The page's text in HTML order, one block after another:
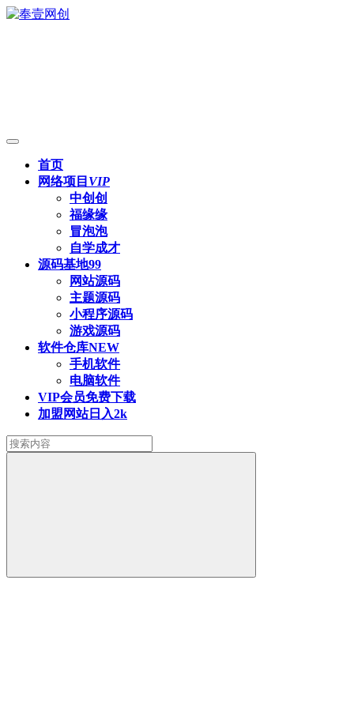
首页
网络项目 VIP
中创创
福缘缘
冒泡泡
自学成才
源码基地99
网站源码
主题源码
小程序源码
游戏源码
软件仓库NEW
手机软件
电脑软件
VIP会员免费下载
加盟网站日入2k